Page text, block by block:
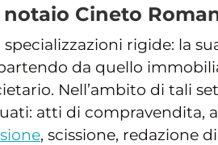
Cineto
rigide: la
da quello
Nell’ambito di tali
atti di compravendita,
, scissione, redazione